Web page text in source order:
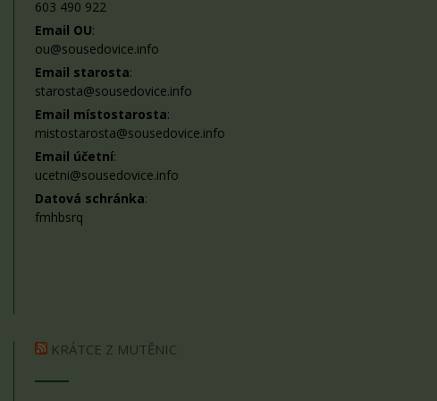
603 490 922
Email OU:
ou@sousedovice.info
Email starosta:
starosta@sousedovice.info
Email místostarosta:
mistostarosta@sousedovice.info
Email účetní:
ucetni@sousedovice.info
Datová schránka:
fmhbsrq
KRÁTCE Z MUTĚNIC